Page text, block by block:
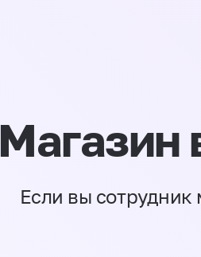
Магазин
Если вы сотрудник